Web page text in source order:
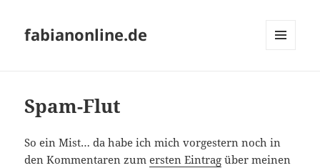
fabianonline.de
Spam-Flut
So ein Mist… da habe ich mich vorgestern noch in
den Kommentaren zumersten Eintrag über meinen